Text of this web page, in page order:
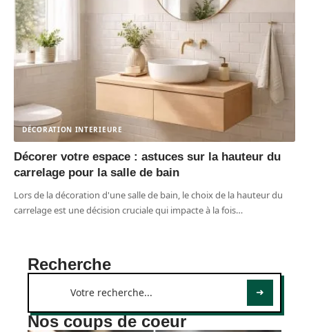
DÉCORATION INTERIEURE
Décorer votre espace : astuces sur la hauteur du
carrelage pour la salle de bain
Lors de la décoration d'une salle de bain, le choix de la hauteur du
carrelage est une décision cruciale qui impacte à la fois…
Recherche
Nos coups de coeur